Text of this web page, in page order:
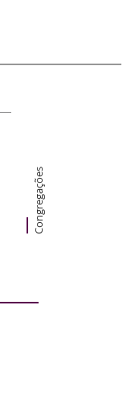
Congregações